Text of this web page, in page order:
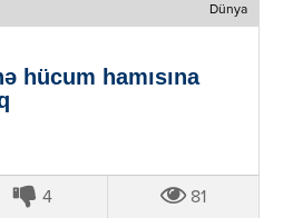
Dünya
hücum hamısına
4 81